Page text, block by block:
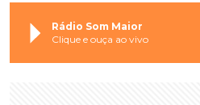
Rádio Som Maior
Clique e ouça ao vivo